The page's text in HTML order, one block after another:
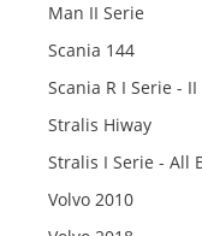
Man II Serie
Scania 144
Scania R I Serie - II
Stralis Hiway
Stralis I Serie - All
Volvo 2010